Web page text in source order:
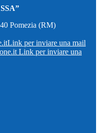
Pomezia (RM)
Link per inviare una mail
Link per inviare una